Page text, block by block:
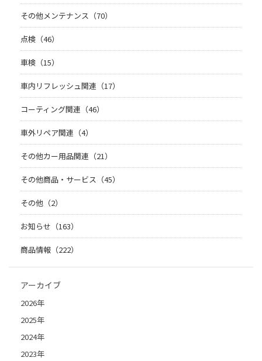
その他メンテナンス（70）
点検（46）
車検（15）
車内リフレッシュ関連（17）
コーティング関連（46）
車外リペア関連（4）
その他カー用品関連（21）
その他商品・サービス（45）
その他（2）
お知らせ（163）
商品情報（222）
アーカイブ
2026年
2025年
2024年
2023年